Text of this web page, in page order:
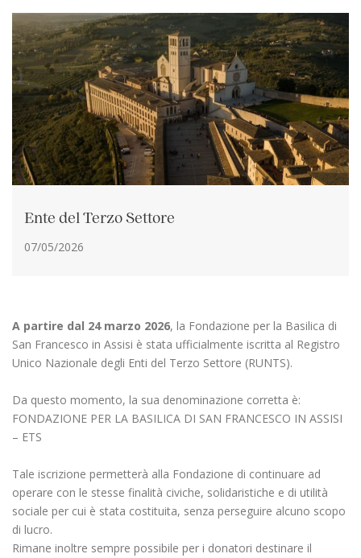
Ente del Terzo Settore
07/05/2026
A partire dal 24 marzo 2026, la Fondazione per la Basilica di
San Francesco in Assisi è stata ufficialmente iscritta al Registro
Unico Nazionale degli Enti del Terzo Settore (RUNTS).
Da questo momento, la sua denominazione corretta è:
FONDAZIONE PER LA BASILICA DI SAN FRANCESCO IN ASSISI
– ETS
Tale iscrizione permetterà alla Fondazione di continuare ad
operare con le stesse finalità civiche, solidaristiche e di utilità
sociale per cui è stata costituita, senza perseguire alcuno scopo
di lucro.
Rimane inoltre sempre possibile per i donatori destinare il